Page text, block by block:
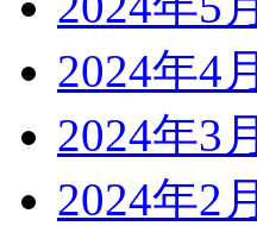
2024年4月
2024年3月
2024年2月